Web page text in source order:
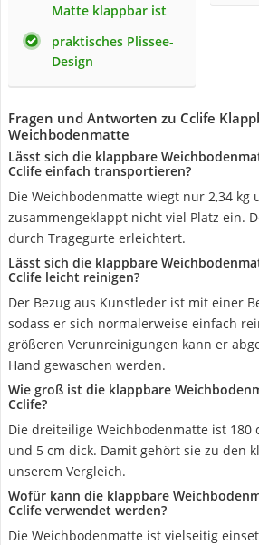
Matte klappbar ist
praktisches Plissee-
Design
Fragen und Antworten zu Cclife
Weichbodenmatte
Lässt sich die klappbare
Cclife einfach transportieren?
Die Weichbodenmatte wiegt nur 2,34 kg
zusammengeklappt nicht viel Platz ein.
durch Tragegurte erleichtert.
Lässt sich die klappbare
Cclife leicht reinigen?
Der Bezug aus Kunstleder ist mit einer
sodass er sich normalerweise einfach
größeren Verunreinigungen kann er
Hand gewaschen werden.
Wie groß ist die klappbare
Cclife?
Die dreiteilige Weichbodenmatte ist 180
und 5 cm dick. Damit gehört sie zu den
unserem Vergleich.
Wofür kann die klappbare
Cclife verwendet werden?
Die Weichbodenmatte ist vielseitig